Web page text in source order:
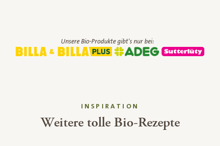
Unsere Bio-Produkte gibt's nur bei:
INSPIRATION
Weitere tolle Bio-Rezepte